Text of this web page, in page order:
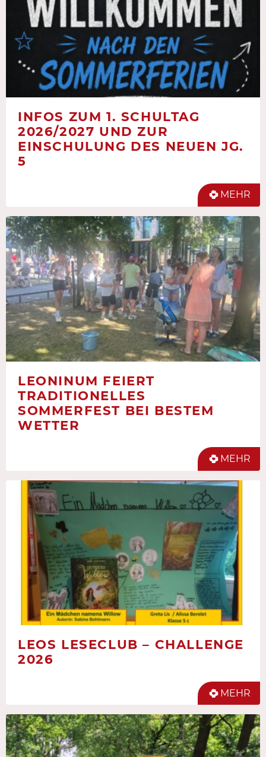
INFOS ZUM 1. SCHULTAG
2026/2027 UND ZUR
EINSCHULUNG DES NEUEN JG.
5
MEHR
LEONINUM FEIERT
TRADITIONELLES
SOMMERFEST BEI BESTEM
WETTER
MEHR
LEOS LESECLUB – CHALLENGE
2026
MEHR